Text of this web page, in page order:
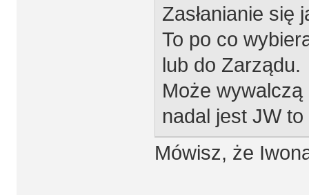
Zasłanianie się
To po co
lub do Zarządu.
Może
nadal jest JW
Mówisz, że